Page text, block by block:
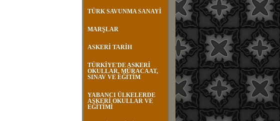
TÜRK SAVUNMA SANAYİ
MARŞLAR
ASKERİ TARİH
TÜRKİYE'DE ASKERİ
OKULLAR, MÜRACAAT,
SINAV VE EĞİTİM
YABANCI ÜLKELERDE
ASKERİ OKULLAR VE
EĞİTİMİ